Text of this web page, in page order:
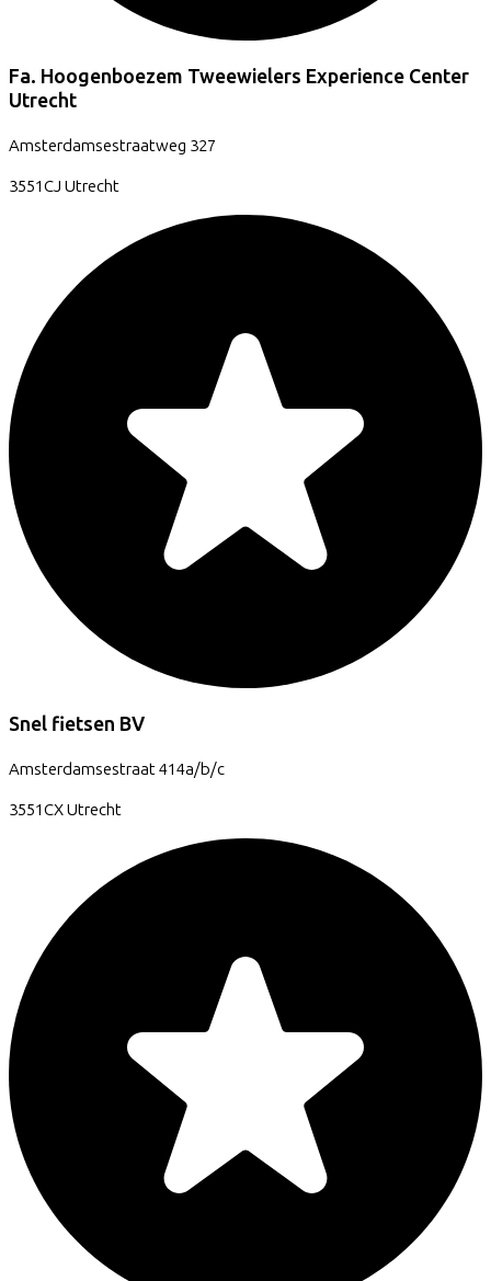
Fa. Hoogenboezem Tweewielers Experience Center
Utrecht
Amsterdamsestraatweg 327
3551CJ Utrecht
Snel fietsen BV
Amsterdamsestraat414a/b/c
3551CXUtrecht